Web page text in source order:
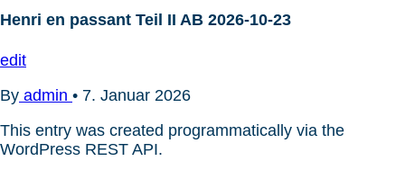
Henri en passant Teil II AB 2026-10-23
edit
By admin • 7. Januar 2026
This entry was created programmatically via the
WordPress REST API.